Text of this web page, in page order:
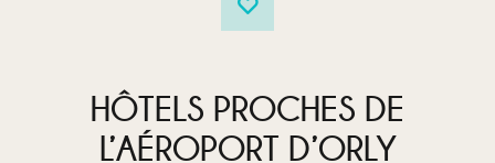
HÔTELS PROCHES DE
L’AÉROPORT D’ORLY